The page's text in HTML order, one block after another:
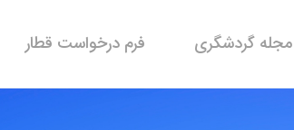
مجله گردشگری فرم درخواست قطار